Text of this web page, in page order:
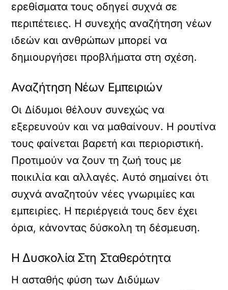
ερεθίσματα τους οδηγεί συχνά σε
περιπέτειες. Η συνεχής αναζήτηση νέων
ιδεών και ανθρώπων μπορεί να
δημιουργήσει προβλήματα στη σχέση.
Αναζήτηση Νέων Εμπειριών
Οι Δίδυμοι θέλουν συνεχώς να
εξερευνούν και να μαθαίνουν. Η ρουτίνα
τους φαίνεται βαρετή και περιοριστική.
Προτιμούν να ζουν τη ζωή τους με
ποικιλία και αλλαγές. Αυτό σημαίνει ότι
συχνά αναζητούν νέες γνωριμίες και
εμπειρίες. Η περιέργειά τους δεν έχει
όρια, κάνοντας δύσκολη τη δέσμευση.
Η Δυσκολία Στη Σταθερότητα
Η ασταθής φύση των Διδύμων